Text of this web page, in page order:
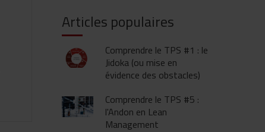
Articles populaires
Comprendre le TPS #1 : le
Jidoka (ou mise en
évidence des obstacles)
Comprendre le TPS #5 :
l'Andon en Lean
Management